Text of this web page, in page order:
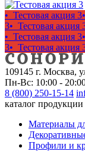
• Тестовая акция 3
3• Тестовая акция
• Тестовая акция 3
3• Тестовая акция
109145 г. Москва,
Пн-Вс: 10:00 -
8 (800) 250-15-14
каталог продукции
Материалы
Профили и